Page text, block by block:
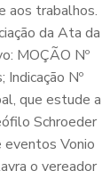
aos trabalhos.
da Ata da
MOÇÃO Nº
Nº
que estude a
Schroeder
eventos Vonio
o vereador